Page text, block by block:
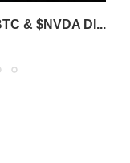
& $NVDA DI...